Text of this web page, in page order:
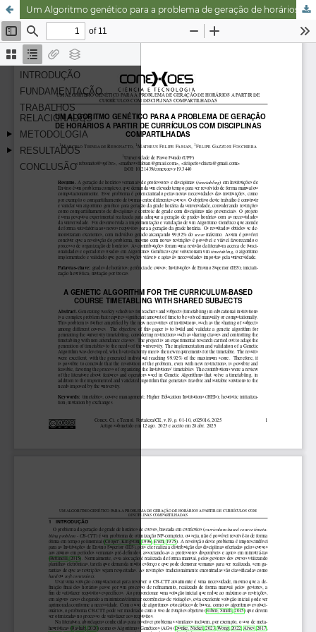
Um Algoritmo genético para a problema de geração de horários a partir de currículos com disciplinas compartilhadas